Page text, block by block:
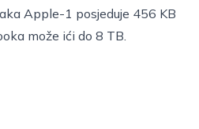
Apple-1 posjeduje 456 KB
može ići do 8 TB.